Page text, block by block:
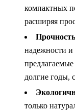
компактных
расширяя
надежности и
долгие годы,
только